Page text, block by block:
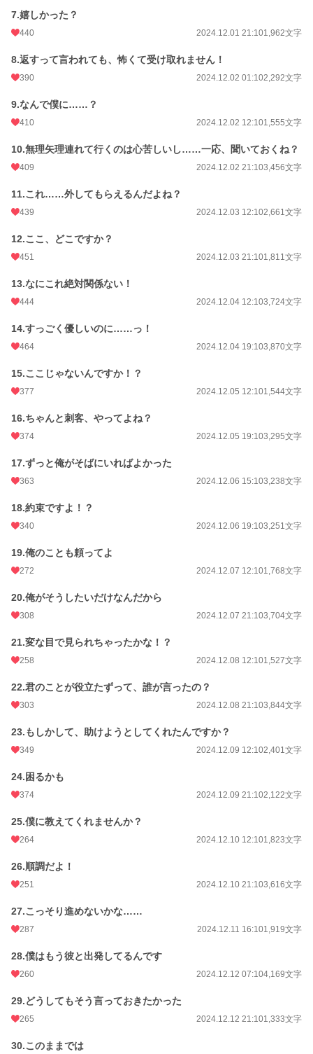
週間ポイント 784 pt (10,762 位)
年間ポイント 56,714 pt (9,496 位)
7.嬉しかった？
440 2024.12.01 21:101,962文字
8.返すって言われても、怖くて受け取れません！
390 2024.12.02 01:102,292文字
9.なんで僕に……？
410 2024.12.02 12:101,555文字
10.無理矢理連れて行くのは心苦しいし……一応、聞いておくね？
409 2024.12.02 21:103,456文字
11.これ……外してもらえるんだよね？
439 2024.12.03 12:102,661文字
12.ここ、どこですか？
451 2024.12.03 21:101,811文字
13.なにこれ絶対関係ない！
444 2024.12.04 12:103,724文字
14.すっごく優しいのに……っ！
464 2024.12.04 19:103,870文字
15.ここじゃないんですか！？
377 2024.12.05 12:101,544文字
16.ちゃんと刺客、やってよね？
374 2024.12.05 19:103,295文字
17.ずっと俺がそばにいればよかった
363 2024.12.06 15:103,238文字
18.約束ですよ！？
340 2024.12.06 19:103,251文字
19.俺のことも頼ってよ
272 2024.12.07 12:101,768文字
20.俺がそうしたいだけなんだから
308 2024.12.07 21:103,704文字
21.変な目で見られちゃったかな！？
258 2024.12.08 12:101,527文字
22.君のことが役立たずって、誰が言ったの？
303 2024.12.08 21:103,844文字
23.もしかして、助けようとしてくれたんですか？
349 2024.12.09 12:102,401文字
24.困るかも
374 2024.12.09 21:102,122文字
25.僕に教えてくれませんか？
264 2024.12.10 12:101,823文字
26.順調だよ！
251 2024.12.10 21:103,616文字
27.こっそり進めないかな……
287 2024.12.11 16:101,919文字
28.僕はもう彼と出発してるんです
260 2024.12.12 07:104,169文字
29.どうしてもそう言っておきたかった
265 2024.12.12 21:101,333文字
30.このままでは